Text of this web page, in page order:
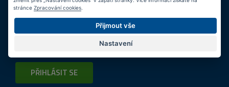
Tipyk nákupu
Napište nám svůj e-mail a my vás budeme informovatmax.
o zajímavých nabídkách!
PŘIHLÁSIT SE
stránce Zpracování cookies
Přijmout vše
Nastavení